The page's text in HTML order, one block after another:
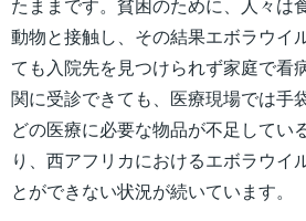
たままです。貧困のために、人々は
動物と接触し、その結果エボラウイ
ても入院先を見つけられず家庭で看
関に受診できても、医療現場では手
どの医療に必要な物品が不足してい
り、西アフリカにおけるエボラウイ
とができない状況が続いています。